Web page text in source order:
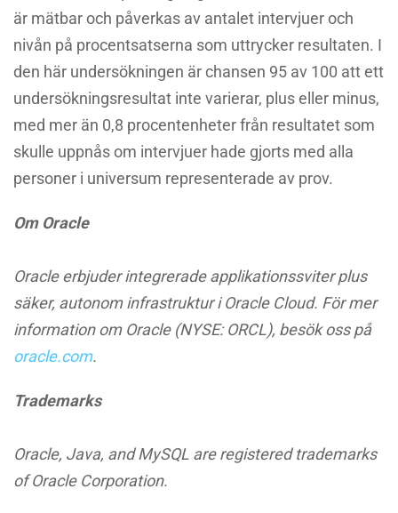
är mätbar och påverkas av antalet intervjuer och
nivån på procentsatserna som uttrycker resultaten. I
den här undersökningen är chansen 95 av 100 att ett
undersökningsresultat inte varierar, plus eller minus,
med mer än 0,8 procentenheter från resultatet som
skulle uppnås om intervjuer hade gjorts med alla
personer i universum representerade av prov.
Om Oracle
Oracle erbjuder integrerade applikationssviter plus
säker, autonom infrastruktur i Oracle Cloud. För mer
information om Oracle (NYSE: ORCL), besök oss på
oracle.com.
Trademarks
Oracle, Java, and MySQL are registered trademarks
of Oracle Corporation.